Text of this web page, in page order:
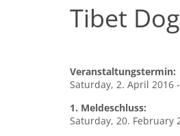
Tibet
Veranstaltungstermin:
Saturday, 2. April 2016
1. Meldeschluss:
Saturday, 20. February